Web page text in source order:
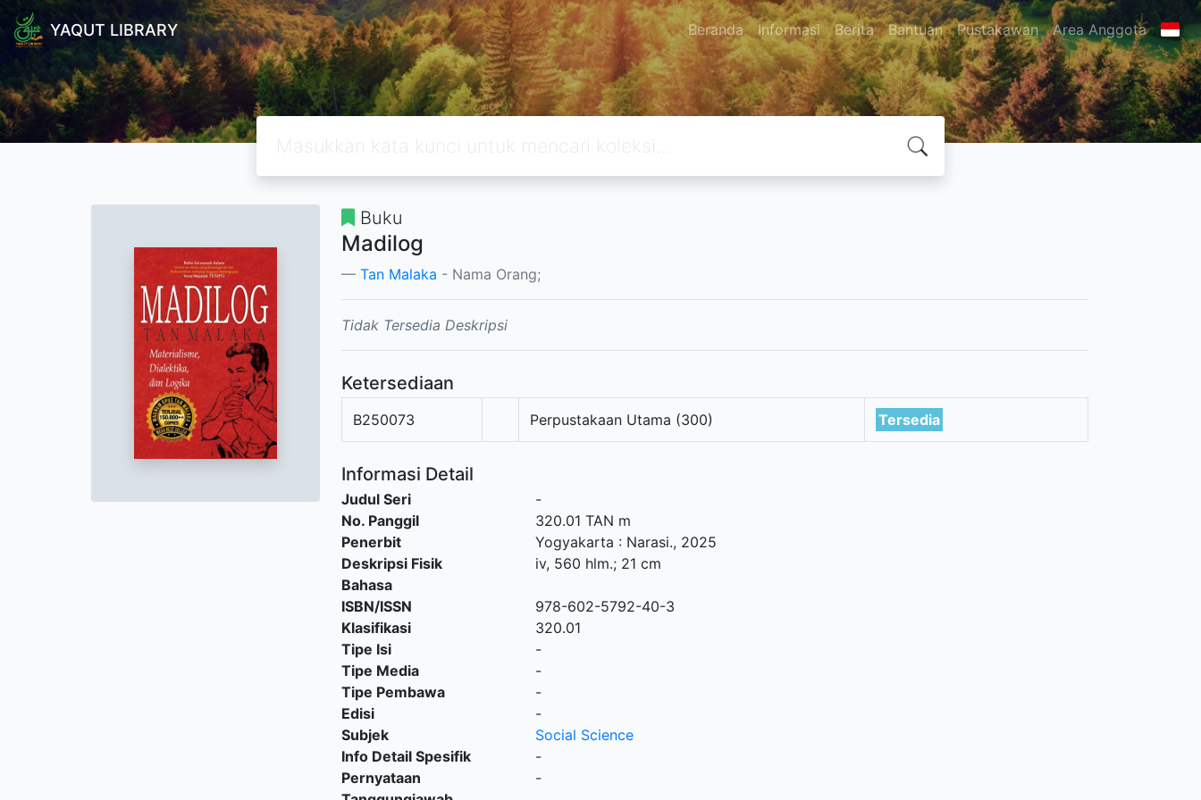
YAQUT LIBRARY Beranda Informasi Berita Bantuan Pustakawan Area Anggota
Buku
Madilog
Tan Malaka - Nama Orang;
Tidak Tersedia Deskripsi
Ketersediaan
B250073 Perpustakaan Utama (300) Tersedia
Informasi Detail
Judul Seri
-
No. Panggil
320.01 TAN m
Penerbit
Yogyakarta : Narasi., 2025
Deskripsi Fisik
iv, 560 hlm.; 21 cm
Bahasa
ISBN/ISSN
978-602-5792-40-3
Klasifikasi
320.01
Tipe Isi
-
Tipe Media
-
Tipe Pembawa
-
Edisi
-
Subjek
Social Science
Info Detail Spesifik
-
Pernyataan
-